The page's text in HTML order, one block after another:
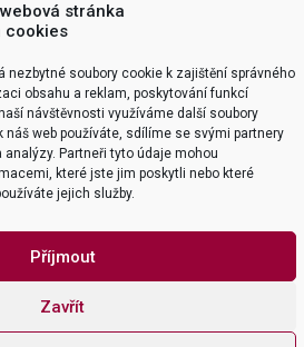
stránka
cookies
nezbytné soubory cookie k zajištění správného
obsahu a reklam, poskytování funkcí
návštěvnosti využíváme další soubory
web používáte, sdílíme se svými partnery
Partneři tyto údaje mohou
které jste jim poskytli nebo které
jejich služby.
Příjmout
Zavřít
Company
Kariéra
O firmě
Certifikace & Ocenění
Kontakt